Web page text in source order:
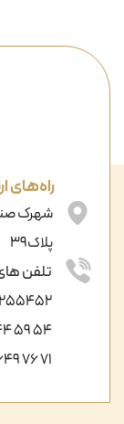
راه‌های
شهرک
پلاک39
تلفن
54 59 144 0901
71 76 649 0912